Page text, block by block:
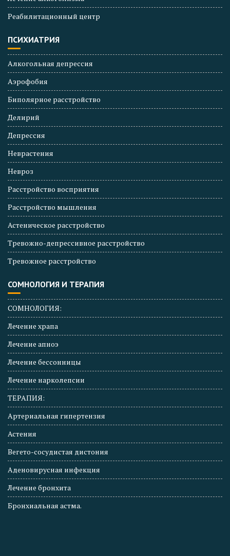
Реабилитационный центр
ПСИХИАТРИЯ
Алкогольная депрессия
Аэрофобия
Биполярное расстройство
Делирий
Депрессия
Неврастения
Невроз
Расстройство восприятия
Расстройство мышления
Астеническое расстройство
Тревожно-депрессивное расстройство
Тревожное расстройство
СОМНОЛОГИЯ И ТЕРАПИЯ
СОМНОЛОГИЯ:
Лечение храпа
Лечение апноэ
Лечение бессонницы
Лечение нарколепсии
ТЕРАПИЯ:
Артериальная гипертензия
Астения
Вегето-сосудистая дистония
Аденовирусная инфекция
Лечение бронхита
Бронхиальная астма.